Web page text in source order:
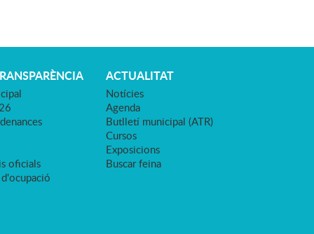
oficials
ACTUALITAT
Notícies
Agenda
Butlletí municipal (ATR)
Cursos
Exposicions
Buscar feina